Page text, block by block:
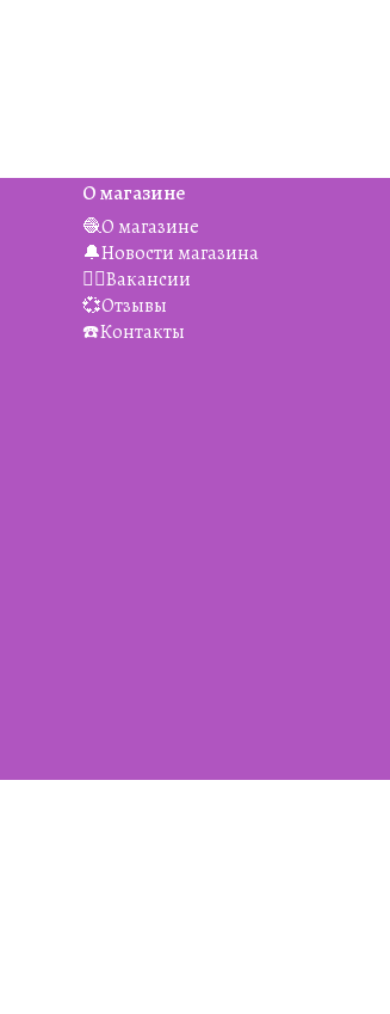
О магазине
🧶О магазине
🔔Новости магазина
👯‍♀️Вакансии
💞Отзывы
☎️Контакты